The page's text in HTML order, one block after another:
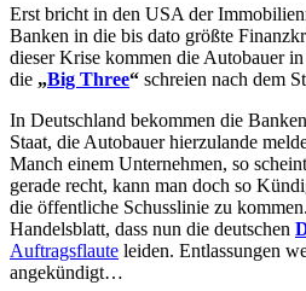
Erst bricht in den USA der
Banken in die bis dato größte
dieser Krise kommen die Autobauer
die „Big Three“ schreien nach dem
In Deutschland bekommen die
Staat, die Autobauer hierzulande
Manch einem Unternehmen, so
gerade recht, kann man doch so
die öffentliche Schusslinie zu
Handelsblatt, dass nun die deutschen
Auftragsflaute leiden. Entlassungen
angekündigt…